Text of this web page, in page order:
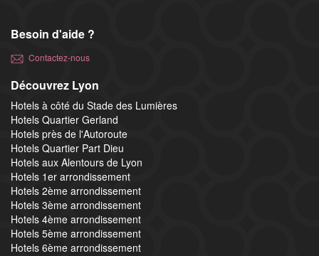
Besoin d'aide ?
Contactez-nous
Découvrez Lyon
Hotels à côté du Stade des Lumières
Hotels Quartier Gerland
Hotels près de l'Autoroute
Hotels Quartier Part Dieu
Hotels aux Alentours de Lyon
Hotels 1er arrondissement
Hotels 2ème arrondissement
Hotels 3ème arrondissement
Hotels 4ème arrondissement
Hotels 5ème arrondissement
Hotels 6ème arrondissement